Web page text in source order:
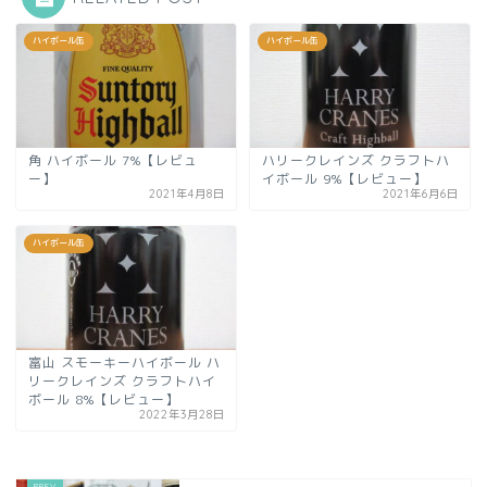
ハイボール缶
角 ハイボール 7%【レビュ
ー】
2021年4月8日
ハイボール缶
ハリークレインズ クラフトハ
イボール 9%【レビュー】
2021年6月6日
ハイボール缶
富山 スモーキーハイボール ハ
リークレインズ クラフトハイ
ボール 8%【レビュー】
2022年3月28日